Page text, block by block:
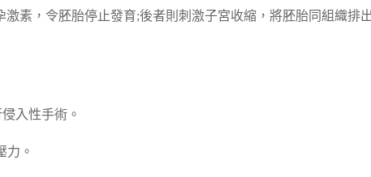
激素，令胚胎停止發育;後者則刺激子宮收縮，將胚胎同組織排
入性手術。
力。